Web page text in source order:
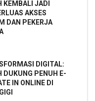
KEMBALI JADI
AKSES
DAN PEKERJA
DIGITAL:
DUKUNG PENUH E-
IN ONLINE DI